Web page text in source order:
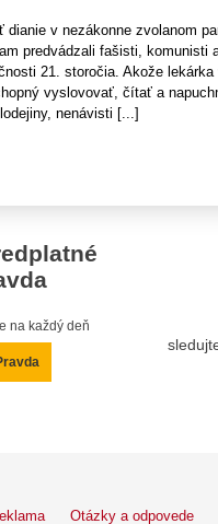
v nezákonne zvolanom
predvádzali fašisti, komunisti
21. storočia. Akože
vyslovovať, čítať a
nenávisti [...]
na každý deň
Otázky a odpovede